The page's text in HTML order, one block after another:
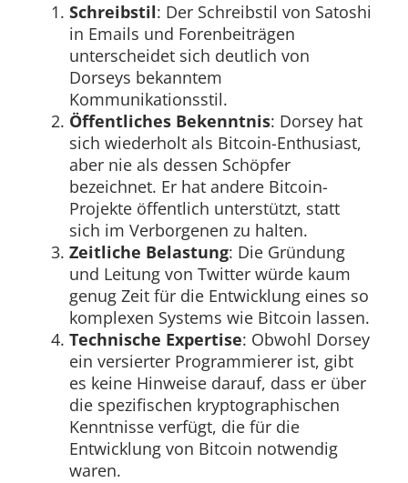
Schreibstil: Der Schreibstil von Satoshi
in Emails und Forenbeiträgen
unterscheidet sich deutlich von
Dorseys bekanntem
Kommunikationsstil.
Öffentliches Bekenntnis: Dorsey hat
sich wiederholt als Bitcoin-Enthusiast,
aber nie als dessen Schöpfer
bezeichnet. Er hat andere Bitcoin-
Projekte öffentlich unterstützt, statt
sich im Verborgenen zu halten.
Zeitliche Belastung: Die Gründung
und Leitung von Twitter würde kaum
genug Zeit für die Entwicklung eines so
komplexen Systems wie Bitcoin lassen.
Technische Expertise: Obwohl Dorsey
ein versierter Programmierer ist, gibt
es keine Hinweise darauf, dass er über
die spezifischen kryptographischen
Kenntnisse verfügt, die für die
Entwicklung von Bitcoin notwendig
waren.